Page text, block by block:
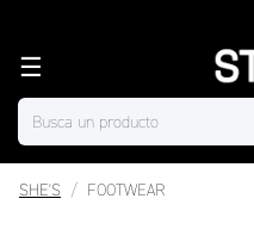
☰
SHE'S FOOTWEAR